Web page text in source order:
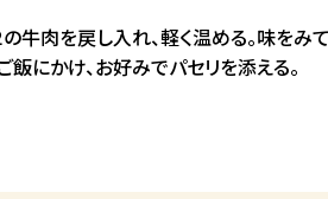
牛肉を戻し入れ、軽く温める。味をみ
飯にかけ、お好みでパセリを添える。